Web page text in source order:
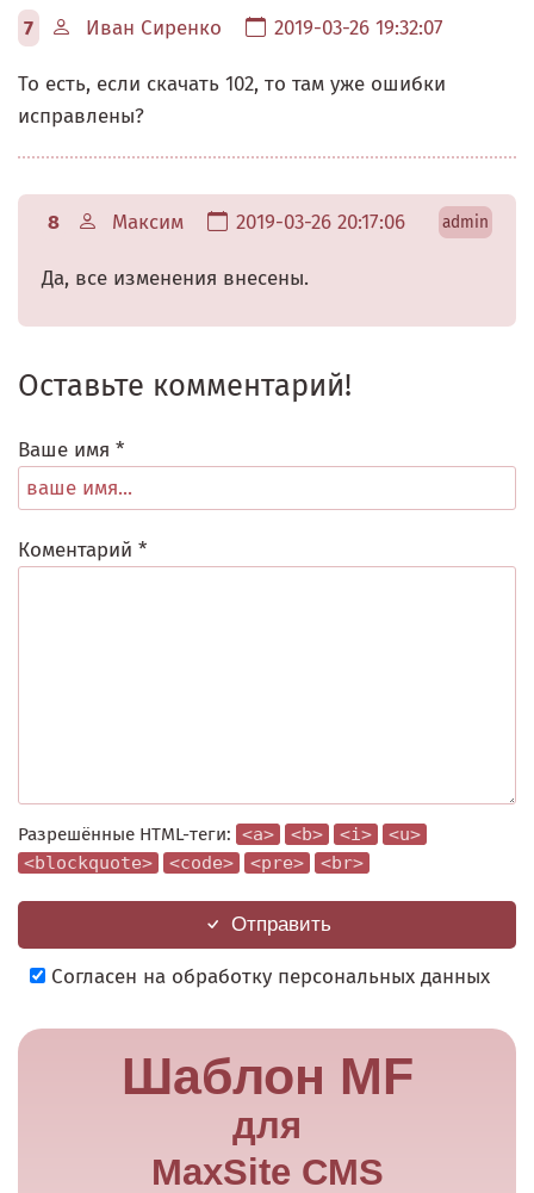
7 Иван Сиренко 2019-03-26 19:32:07
То есть, если скачать 102, то там уже ошибки
исправлены?
8 Максим 2019-03-26 20:17:06 admin
Да, все изменения внесены.
Оставьте комментарий!
Ваше имя *
Коментарий *
Разрешённые HTML-теги: <a> <b> <i>
<u>
<blockquote>
<code> <pre> <br>
Отправить
Согласен на обработку персональных данных
Шаблон MF
для
MaxSite CMS